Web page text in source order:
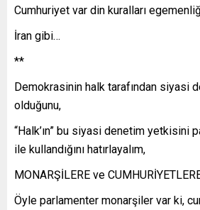
Cumhuriyet var din kuralları
İran gibi…
**
Demokrasinin halk tarafından siyasi
olduğunu,
“Halk’ın” bu siyasi denetim yetkisini
ile kullandığını hatırlayalım,
MONARŞİLERE ve
Öyle parlamenter monarşiler var ki,